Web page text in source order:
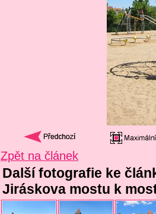
Zpět na článek
Další fotografie ke
Jiráskova mostu k